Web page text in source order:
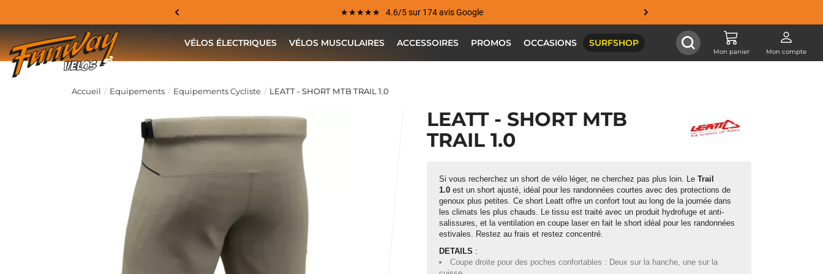
★★★★★ 4.6/5 sur 174 avis Google
VÉLOS ÉLECTRIQUES VÉLOS MUSCULAIRES ACCESSOIRES PROMOS OCCASIONS SURFSHOP
Mon panier Mon compte
Accueil Equipements Equipements Cycliste LEATT - SHORT MTB TRAIL 1.0
LEATT - SHORT MTB
TRAIL 1.0
Si vous recherchez un short de vélo léger, ne cherchez pas plus loin. Le Trail
1.0 est un short ajusté, idéal pour les randonnées courtes avec des protections de
genoux plus petites. Ce short Leatt offre un confort tout au long de la journée dans
les climats les plus chauds. Le tissu est traité avec un produit hydrofuge et anti-
salissures, et la ventilation en coupe laser en fait le short idéal pour les randonnées
estivales. Restez au frais et restez concentré.
DETAILS :
Coupe droite pour des poches confortables : Deux sur la hanche, une sur la
Votre satisfaction est notre priorité !
Découvrez quelques uns de vos
commentaires laissés sur Google